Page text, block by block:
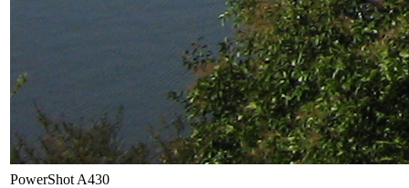
PowerShot A430